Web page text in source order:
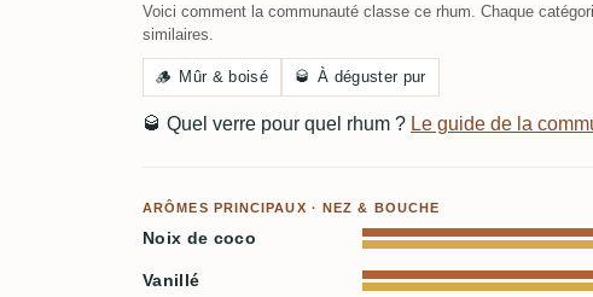
Voici comment la communauté classe ce rhum. Chaque
similaires.
🪵 Mûr & boisé 🥃 À déguster pur
🥃 Quel verre pour quel rhum ? Le guide de la
ARÔMES PRINCIPAUX · NEZ & BOUCHE
Noix de coco
Vanillé